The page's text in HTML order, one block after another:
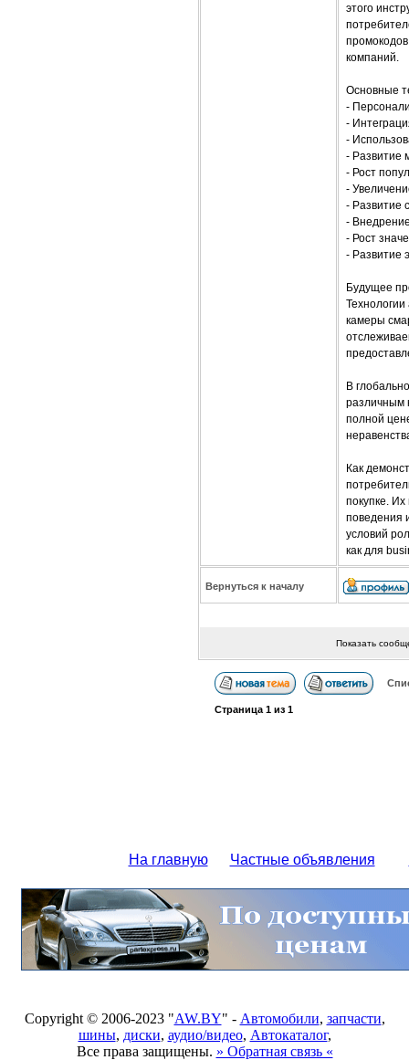
этого
компаний.
Основные
-
-
-
- Развитие
- Рост
-
- Развитие
-
- Рост
- Развитие
Будущее
камеры
В
различным
полной
Как
покупке.
поведения
условий
как для
Вернуться к началу
Показать
Страница 1из 1
На главную Частные объявления
Copyright © 2006-2023 "AW.BY" - Автомобили, запчасти,
шины, диски, аудио/видео, Автокаталог,
Все права защищены. » Обратная связь «